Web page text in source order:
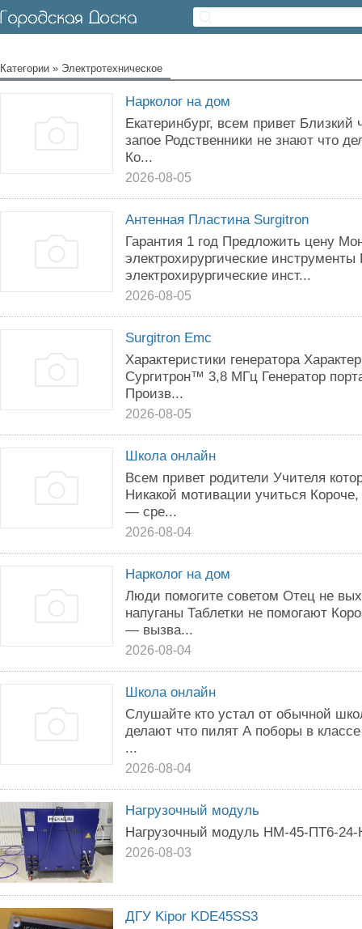
Категории » Электротехническое
Нарколог на дом
Екатеринбург, всем привет Близкий
запое Родственники не знают что
Ко...
2026-08-05
Антенная Пластина Surgitron
Гарантия 1 год Предложить цену
электрохирургические
электрохирургические инст...
2026-08-05
Surgitron Emc
Характеристики генератора
Сургитрон™ 3,8 МГц Генератор
Произв...
2026-08-05
Школа онлайн
Всем привет родители Учителя
Никакой мотивации учиться
— сре...
2026-08-04
Нарколог на дом
Люди помогите советом Отец не
напуганы Таблетки не помогают
— вызва...
2026-08-04
Школа онлайн
Слушайте кто устал от обычной
делают что пилят А поборы в
...
2026-08-04
Нагрузочный модуль
Нагрузочный модуль НМ-45-ПТ6-24-
2026-08-03
ДГУ Kipor KDE45SS3